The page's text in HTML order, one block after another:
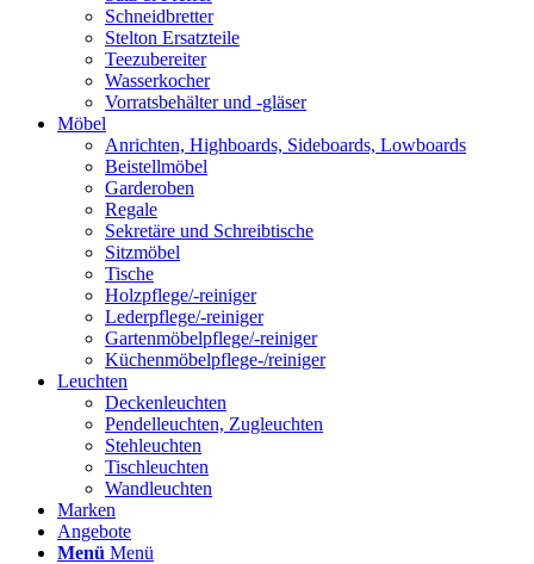
Schneidbretter
Stelton Ersatzteile
Teezubereiter
Wasserkocher
Vorratsbehälter und -gläser
Möbel
Anrichten, Highboards, Sideboards, Lowboards
Beistellmöbel
Garderoben
Regale
Sekretäre und Schreibtische
Sitzmöbel
Tische
Holzpflege/-reiniger
Lederpflege/-reiniger
Gartenmöbelpflege/-reiniger
Küchenmöbelpflege-/reiniger
Leuchten
Deckenleuchten
Pendelleuchten, Zugleuchten
Stehleuchten
Tischleuchten
Wandleuchten
Marken
Angebote
Menü Menü